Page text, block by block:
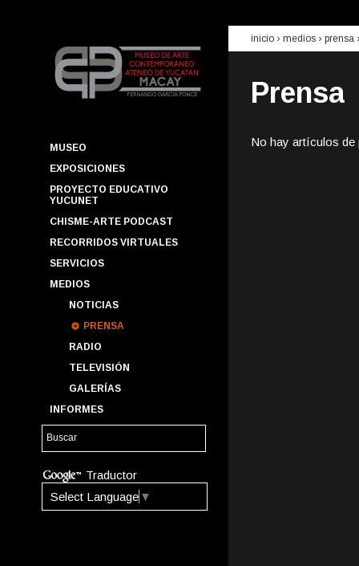
MUSEO
EXPOSICIONES
PROYECTO EDUCATIVO
YUCUNET
CHISME-ARTE PODCAST
RECORRIDOS VIRTUALES
SERVICIOS
MEDIOS
NOTICIAS
PRENSA
RADIO
TELEVISIÓN
GALERÍAS
INFORMES
Traductor
Select Language ▼
inicio › medios › prensa
Prensa
No hay artículos de